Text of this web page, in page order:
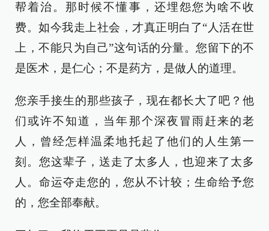
帮着治。那时候不懂事，还埋怨您为啥不收
费。如今我走上社会，才真正明白了“人活在世
上，不能只为自己”这句话的分量。您留下的不
是医术，是仁心；不是药方，是做人的道理。
您亲手接生的那些孩子，现在都长大了吧？他
们或许不知道，当年那个深夜冒雨赶来的老
人，曾经怎样温柔地托起了他们的人生第一
刻。您这辈子，送走了太多人，也迎来了太多
人。命运夺走您的，您从不计较；生命给予您
的，您全部奉献。